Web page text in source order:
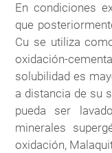
En condiciones
que
Cu se utiliza
oxidación-
solubilidad es
a distancia de su
pueda ser
minerales
oxidación,